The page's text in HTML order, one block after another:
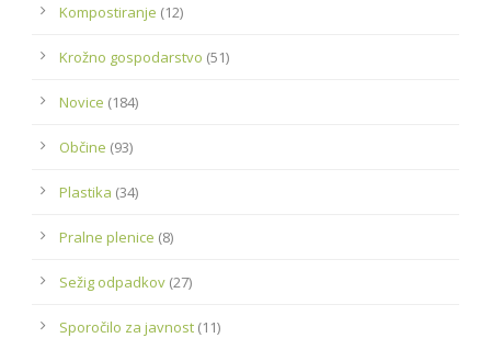
Kompostiranje (12)
Krožno gospodarstvo (51)
Novice (184)
Občine (93)
Plastika (34)
Pralne plenice (8)
Sežig odpadkov (27)
Sporočilo za javnost (11)